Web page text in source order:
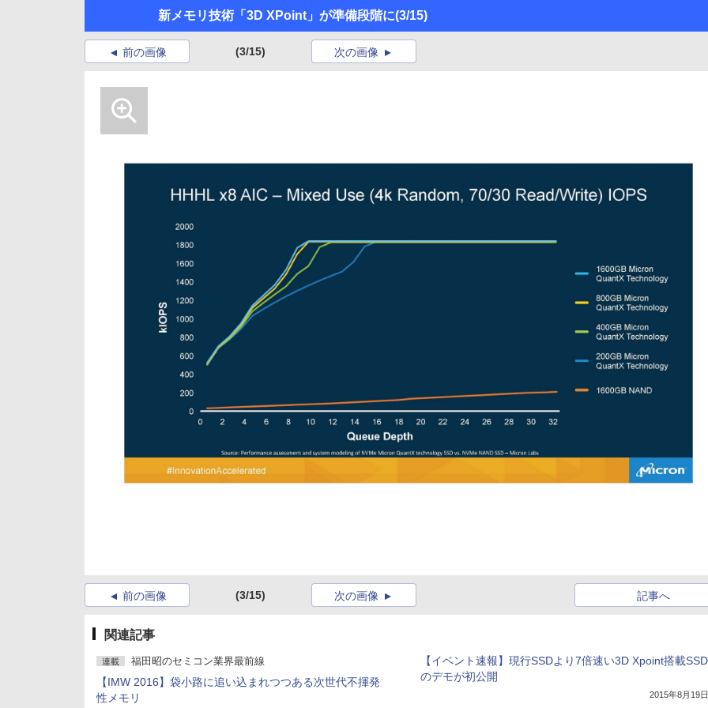
新メモリ技術「3D XPoint」が準備段階に(3/15)
前の画像 (3/15) 次の画像
前の画像 (3/15) 記事へ
次の画像
関連記事
連載 福田昭のセミコン業界最前線
【IMW 2016】袋小路に追い込まれつつある次世代不揮発
性メモリ
【イベント速報】現行SSDより7倍速い3D Xpoint搭載SSD
のデモが初公開
2015年8月19日